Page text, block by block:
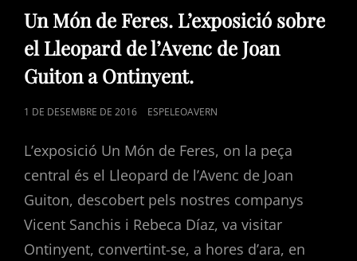
LINKS
Un Món de Feres. L’exposició sobre
el Lleopard de l’Avenc de Joan
Guiton a Ontinyent.
POSTED
1 DE DESEMBRE DE 2016 ESPELEOAVERN
L’exposició Un Món de Feres, on la peça
central és el Lleopard de l’Avenc de Joan
Guiton, descobert pels nostres companys
Vicent Sanchis i Rebeca Díaz, va visitar
Ontinyent, convertint-se, a hores d’ara, en